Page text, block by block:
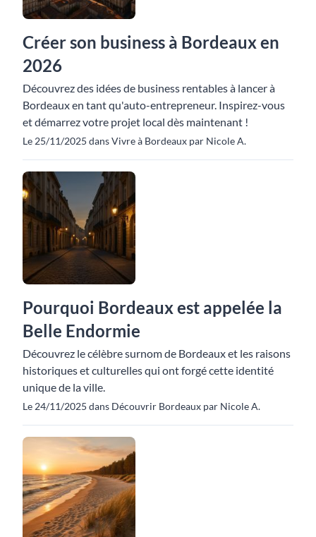
Créer son business à Bordeaux en
2026
Découvrez des idées de business rentables à lancer à
Bordeaux en tant qu'auto-entrepreneur. Inspirez-vous
et démarrez votre projet local dès maintenant !
Le 25/11/2025 dans Vivre à Bordeaux par Nicole A.
Pourquoi Bordeaux est appelée la
Belle Endormie
Découvrez le célèbre surnom de Bordeaux et les raisons
historiques et culturelles qui ont forgé cette identité
unique de la ville.
Le 24/11/2025 dans Découvrir Bordeaux par Nicole A.